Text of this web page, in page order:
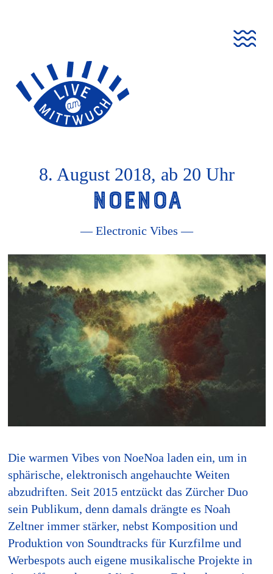
8. August 2018, ab 20 Uhr
NoeNoa
— Electronic Vibes —
Die warmen Vibes von NoeNoa laden ein, um in
sphärische, elektronisch angehauchte Weiten
abzudriften. Seit 2015 entzückt das Zürcher Duo
sein Publikum, denn damals drängte es Noah
Zeltner immer stärker, nebst Komposition und
Produktion von Soundtracks für Kurzfilme und
Werbespots auch eigene musikalische Projekte in